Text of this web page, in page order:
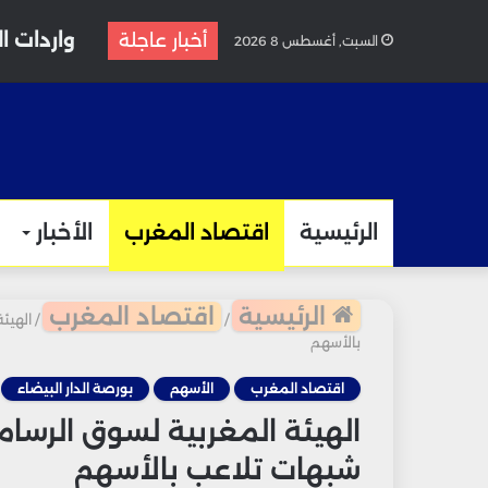
السبت, أغسطس 8 2026 أخبار عاجلة
الرئيسية اقتصاد المغرب الأخبار
الرئيسية / اقتصاد المغرب /
بالأسهم
اقتصاد المغرب الأسهم بورصة الدار البيضاء
الهيئة المغربية لسوق
شبهات تلاعب بالأسهم